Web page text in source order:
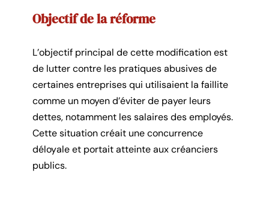
Objectif de la réforme
L’objectif principal de cette modification est
de lutter contre les pratiques abusives de
certaines entreprises qui utilisaient la faillite
comme un moyen d’éviter de payer leurs
dettes, notamment les salaires des employés.
Cette situation créait une concurrence
déloyale et portait atteinte aux créanciers
publics.